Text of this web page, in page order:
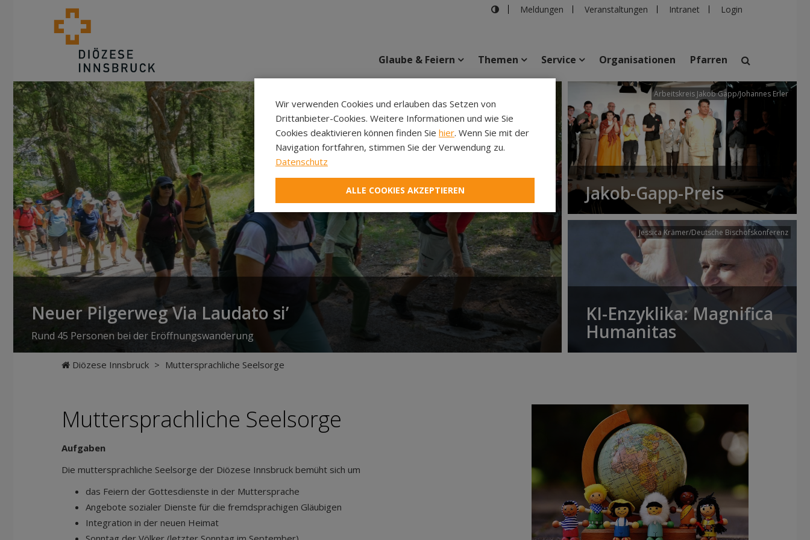
Meldungen Veranstaltungen Intranet Login
suchen
Veranstaltungen Personen Pfarren Einrichtungen
Glaube & Feiern Themen Service Organisationen Pfarren
Neuer Pilgerweg Via Laudato si’
Rund 45 Personen bei der Eröffnungswanderung
Arbeitskreis Jakob Gapp/Johannes Erler
Jakob-Gapp-Preis
Jessica Krämer/Deutsche Bischofskonferenz
KI-Enzyklika: Magnifica
Humanitas
Diözese Innsbruck > Muttersprachliche Seelsorge
Muttersprachliche Seelsorge
Aufgaben
Die muttersprachliche Seelsorge der Diözese Innsbruck bemüht sich um
das Feiern der Gottesdienste in der Muttersprache
Angebote sozialer Dienste für die fremdsprachigen Gläubigen
Integration in der neuen Heimat
Wir verwenden Cookies und erlauben das Setzen von
Drittanbieter-Cookies. Weitere Informationen und wie Sie
Cookies deaktivieren können finden Sie hier. Wenn Sie mit der
Navigation fortfahren, stimmen Sie der Verwendung zu.
Datenschutz
ALLE COOKIES AKZEPTIEREN